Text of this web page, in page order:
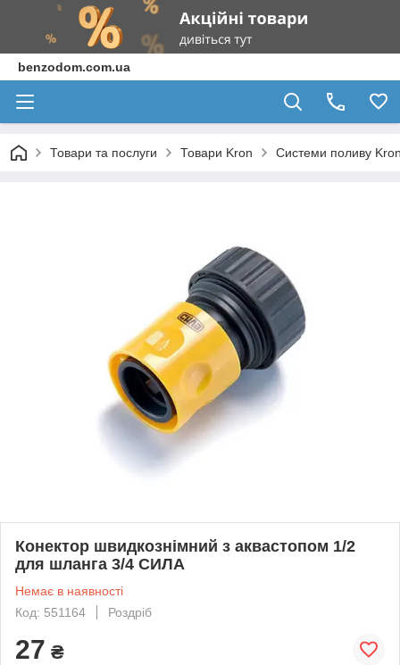
benzodom.com.ua
Товари та послуги Товари Kron Системи поливу
Конектор швидкознімний з аквастопом 1/2
для шланга 3/4 СИЛА
Немає в наявності
Код: 551164
Роздріб
27 ₴